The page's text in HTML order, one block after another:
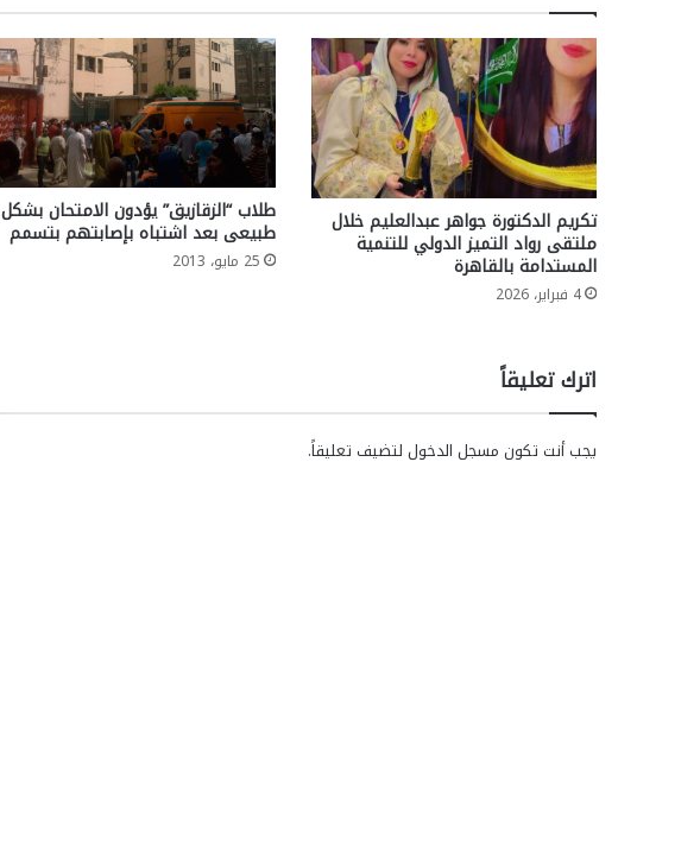
تكريم الدكتورة جواهر عبدالعليم خلال
ملتقى رواد التميز الدولي للتنمية
المستدامة بالقاهرة
4 فبراير، 2026
طلاب “الزقازيق” يؤدون الامتحان بشكل
طبيعى بعد اشتباه بإصابتهم بتسمم
25 مايو، 2013
اترك تعليقاً
يجب أنت تكون مسجل الدخول لتضيف تعليقاً.